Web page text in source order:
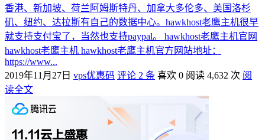
香港、新加坡、荷兰阿姆斯特丹、加拿大多伦多、美国洛杉
矶、纽约、达拉斯有自己的数据中心。hawkhost老鹰主机很早
就支持支付宝了，当然也支持paypal。 hawkhost老鹰主机官网
hawkhost老鹰主机 hawkhost老鹰主机官方网站地址：
https://www...
2019年11月27日 vps优惠码 评论 2 条 喜欢 0 阅读 4,632 次 阅
读全文